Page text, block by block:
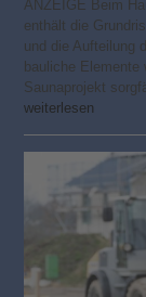
ANZEIGE Beim
enthält die
und die Aufteilung
bauliche
Saunaprojekt
weiterlesen